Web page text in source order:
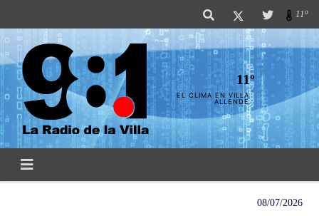
11º
11º
EL CLIMA EN VILLA
ALLENDE
08/07/2026